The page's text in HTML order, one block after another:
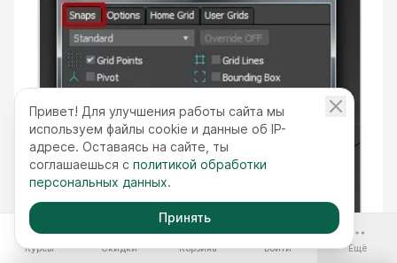
Курсы Скидки Корзина Войти Ещё
Привет! Для улучшения работы сайта мы
используем файлы cookie и данные об IP-
адресе. Оставаясь на сайте, ты
соглашаешься с политикой обработки
персональных данных.
Принять